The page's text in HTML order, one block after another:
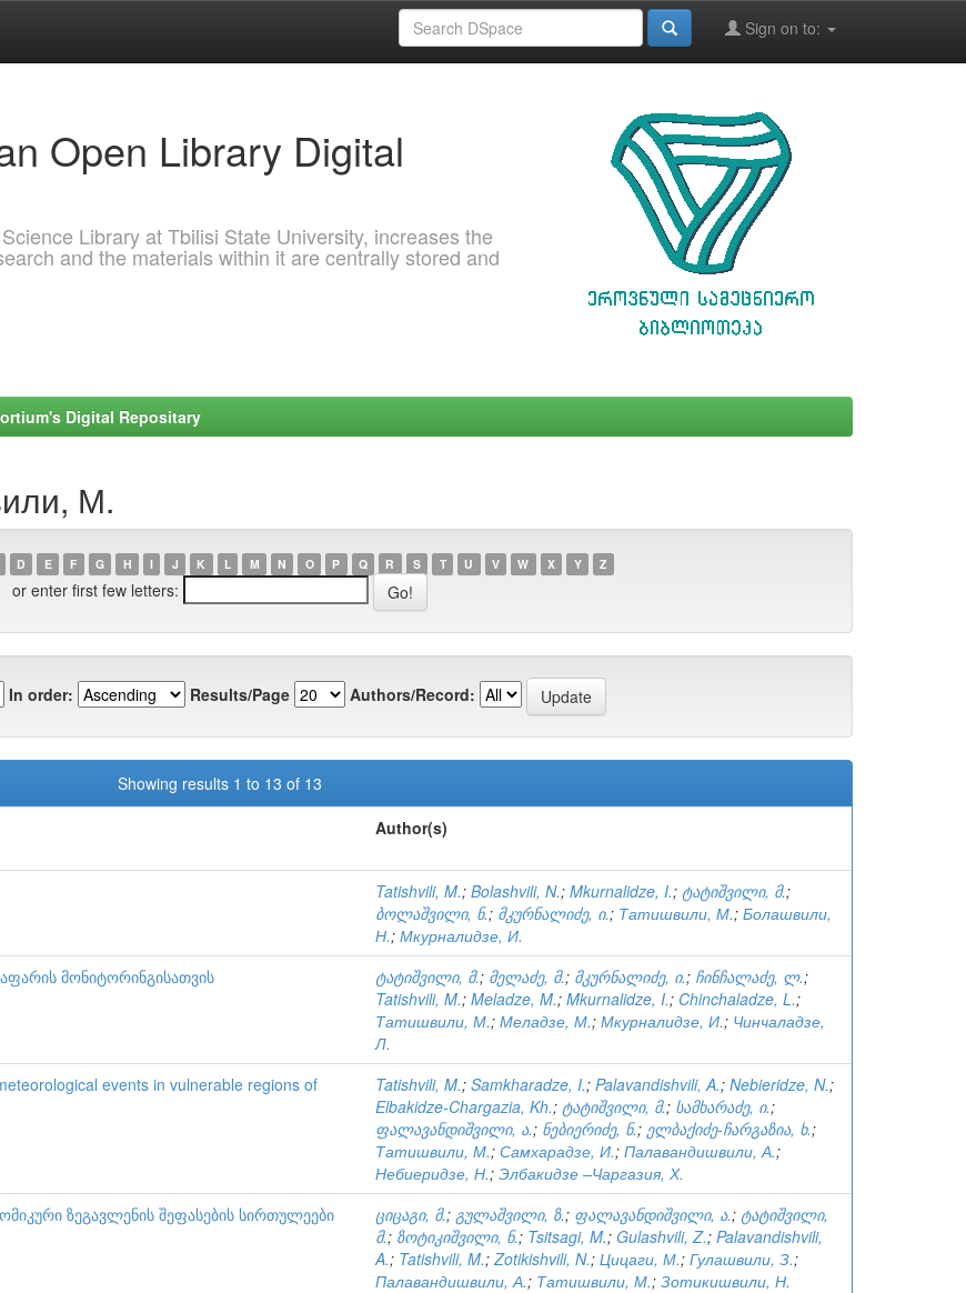
Sign on to:
Open Library Digital
Library at Tbilisi State University, increases the
and the materials within it are centrally stored and
Digital Repositary
М.
D E F G H I J K L M N O P Q R S T U V W X Y Z
or enter first few letters:
In order: Results/Page Authors/Record:
Showing results 1 to 13 of 13
Author(s)
Tatishvili, M.; Bolashvili, N.; Mkurnalidze, I.; ტატიშვილი, მ.;
ბოლაშვილი, ნ.; მკურნალიძე, ი.; Татишвили, М.; Болашвили,
Н.; Мкурналидзе, И.
მონიტორინგისათვის ტატიშვილი, მ.; მელაძე, მ.; მკურნალიძე, ი.; ჩინჩალაძე, ლ.;
Tatishvili, M.; Meladze, M.; Mkurnalidze, I.; Chinchaladze, L.;
Татишвили, М.; Меладзе, М.; Мкурналидзе, И.; Чинчаладзе,
Л.
events in vulnerable regions of
Tatishvili, M.; Samkharadze, I.; Palavandishvili, A.; Nebieridze, N.;
Elbakidze-Chargazia, Kh.; ტატიშვილი, მ.; სამხარაძე, ი.;
ფალავანდიშვილი, ა.; ნებიერიძე, ნ.; ელბაქიძე-ჩარგაზია, ხ.;
Татишвили, М.; Самхарадзе, И.; Палавандишвили, А.;
Небиеридзе, Н.; Элбакидзе –Чаргазия, Х.
ზეგავლენის შეფასების სირთულეები
ციცაგი, მ.; გულაშვილი, ზ.; ფალავანდიშვილი, ა.; ტატიშვილი,
მ.; ზოტიკიშვილი, ნ.; Tsitsagi, M.; Gulashvili, Z.; Palavandishvili,
A.; Tatishvili, M.;Zotikishvili, N.; Цицаги, М.; Гулашвили, З.;
Палавандишвили, А.; Татишвили, М.; Зотикишвили, Н.